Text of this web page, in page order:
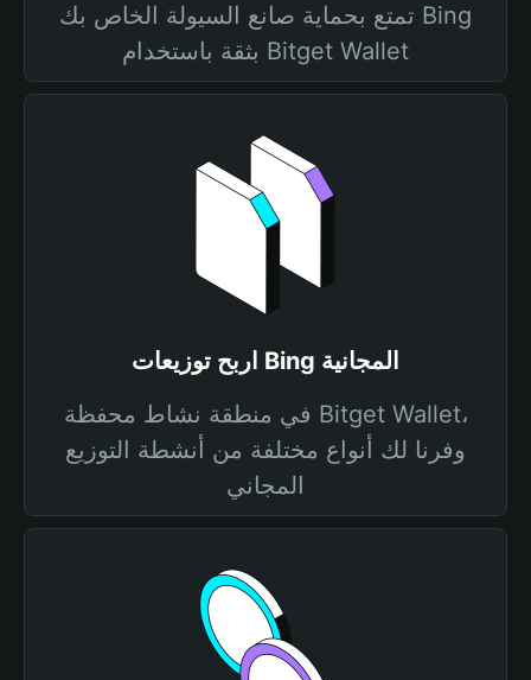
تمتع بحماية صانع السيولة الخاص بك Bing
بثقة باستخدام Bitget Wallet
اربح توزيعات Bing المجانية
في منطقة نشاط محفظة Bitget Wallet،
وفرنا لك أنواع مختلفة من أنشطة التوزيع
المجاني